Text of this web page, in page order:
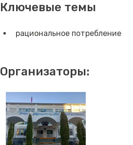
Ключевые темы
рациональное потребление
Организаторы: